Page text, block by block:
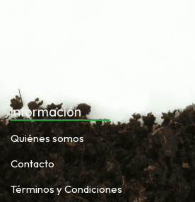
Información
Quiénes somos
Contacto
Términos y Condiciones